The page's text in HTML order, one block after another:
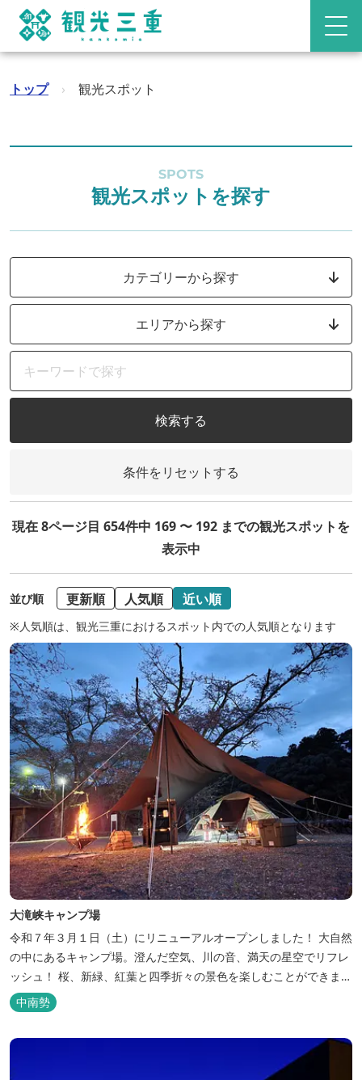
トップ › 観光スポット
SPOTS
観光スポットを探す
カテゴリーから探す
エリアから探す
検索する
条件をリセットする
現在 8ページ目 654件中 169 〜 192 までの観光スポットを
表示中
並び順 更新順 人気順 近い順
※人気順は、観光三重におけるスポット内での人気順となります
大滝峡キャンプ場
令和７年３月１日（土）にリニューアルオープンしました！ 大自然
の中にあるキャンプ場。澄んだ空気、川の音、満天の星空でリフレ
ッシュ！ 桜、新緑、紅葉と四季折々の景色を楽しむことができま
す。 紀勢自動車道「大宮大台Ic」から車で約10分と好アクセス！
今年の営業は１２月１４日（日）までです！来年は３月１日（日）
からの営業となりますのでよろしくお願いします！ ソロサイト・オ
中南勢